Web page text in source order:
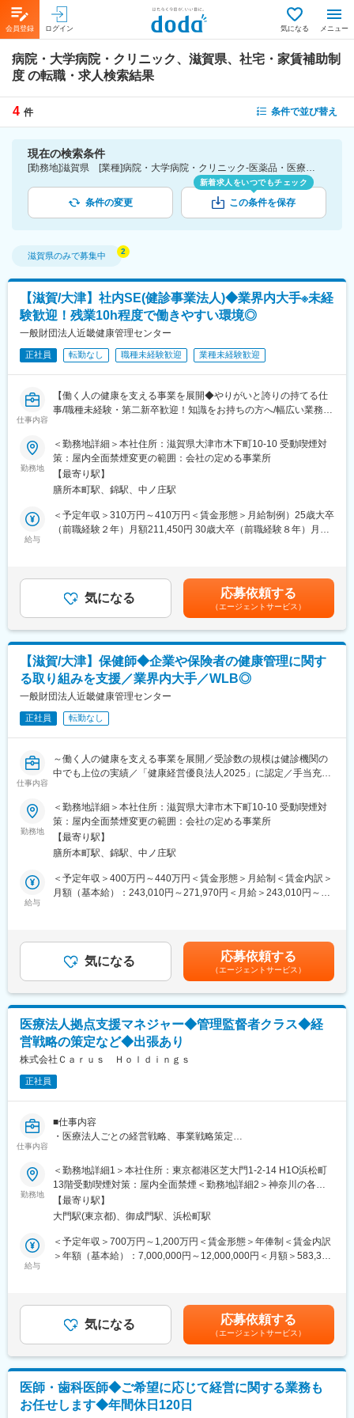
会員登録 ログイン 気になる メニュー
病院・大学病院・クリニック、滋賀県、社宅・家賃補助制
度 の転職・求人検索結果
4 件 条件で並び替え
現在の検索条件
[勤務地]滋賀県 [業種]病院・大学病院・クリニック-医薬品・医療機器・ライフサイエンス・医療系サービス [詳細条件](待遇・福利厚生)社宅・家賃補助制度
条件の変更
新着求人をいつでもチェック
この条件を保存
滋賀県のみで募集中
【滋賀/大津】社内SE(健診事業法人)◆業界内大手※未経
験歓迎！残業10h程度で働きやすい環境◎
一般財団法人近畿健康管理センター
正社員 転勤なし 職種未経験歓迎 業種未経験歓迎
仕事内容
【働く人の健康を支える事業を展開◆やりがいと誇りの持てる仕
事/職種未経験・第二新卒歓迎！知識をお持ちの方へ/幅広い業務に
■職務概要：
定期健康診断や人間ドック、生活習慣病予防健診などを通じて、
健康づくりに貢献する当法人で、社内SEとしての業務をご担当い
ただきます。
■職務内容：
問い合わせ対応（ユーザー⇒ベンダー）、マスタメンテナンス、
データ保存、分析用データの抽出
（2）帳票、データ出力開発（パッケージの帳票作成ツールと
単体テスト・結合テスト、Webシステムの保守管理、医療画像シ
ステムの保守管理、医療機器との連携
（4）インフラの保守：
クラウドサーバ構築・監視、ネットワーク管理・監視、社内PC等
の保守管理、AD管理（ユーザー管理、権限管理等）
（5）ベンダーの選定、ベンダーマネジメント：
法人内でのヘルプデスク業務、業務改善の提案
■やりがい・魅力：
◎基本的には企画から要件定義、基本設計などから開発、テス
◎社内スタッフとコミュニケーションを取りながら、仕様設計を
行い、業務改善を実現するため、やりがいのある仕事です。
◎ITに関連するプロジェクトには、指名制ではありますが年次に
関係なく参画することが出来ます。
■入社後の流れ：
OJTを行い、より実践的なノウハウを身につけて頂きます。熟練
男性12名・女性2名（50代1名、40代6名、30代5名、20代2名）
で構成されています。円滑なコミュニケーションをとりながら業
務を進めています。
■就業環境：
・ワークライフバランスに力を入れており、残業時間は月10～20
時間程度、年休消化率は平均80％程度です。育児休暇は女性はも
ちろん男性の取得実績もございます。
・また2019年度より健康経営にも力を入れており、社内に推進事
変更の範囲：会社の定める業務
勤務地
＜勤務地詳細＞本社住所：滋賀県大津市木下町10-10 受動喫煙対
策：屋内全面禁煙変更の範囲：会社の定める事業所
【最寄り駅】
膳所本町駅、錦駅、中ノ庄駅
給与
＜予定年収＞310万円～410万円＜賃金形態＞月給制例）25歳大卒
（前職経験２年）月額211,450円 30歳大卒（前職経験８年）月額
額を含んでいますが変動します。■賞与：年3回（3月、7月、12
月）※勤続1年後／過去実績4ヶ月分■昇給：年1回（4月）■その他
社内規程に基づき業務能力による基本給（職種給）UP有賃金はあ
くまでも目安の金額であり、選考を通じて上下する可能性があり
ます。月給(月額)は固定手当を含めた表記です。
気になる 応募依頼する
（エージェントサービス）
【滋賀/大津】保健師◆企業や保険者の健康管理に関す
る取り組みを支援／業界内大手／WLB◎
一般財団法人近畿健康管理センター
正社員 転勤なし
仕事内容
～働く人の健康を支える事業を展開／受診数の規模は健診機関の
中でも上位の実績／「健康経営優良法人2025」に認定／手当充実
■業務概要：
定期健康診断や人間ドック、生活習慣病予防健診などを通じて、
健康づくりに貢献する当法人で、保健師業務をお任せします。
■具体的には：
企業外労働衛生機関の産業保健スタッフとして企業や保険者様等
の健康管理に関する取り組みを支援する業務。
・健康増進に向けたセミナーや情報発信等
※業務や研修等により出張業務が発生することあり
均80％程度です。育児休暇は女性はもちろん男性の取得実績もご
ざいます。
◎また2019年度より健康経営にも力を入れており、社内に推進事
務局を設置、従業員の健康増進とそれに関連する職場環境や制度
の改善に取り組んでいます。
変更の範囲：会社の定める業務
勤務地
＜勤務地詳細＞本社住所：滋賀県大津市木下町10-10 受動喫煙対
策：屋内全面禁煙変更の範囲：会社の定める事業所
【最寄り駅】
膳所本町駅、錦駅、中ノ庄駅
給与
＜予定年収＞400万円～440万円＜賃金形態＞月給制＜賃金内訳＞
月額（基本給）：243,010円～271,970円＜月給＞243,010円～
去実績4ヶ月分■昇給：年1回（4月）■その他社内規程に基づき業
務能力による基本給（職種給）UP有賃金はあくまでも目安の金額
であり、選考を通じて上下する可能性があります。月給(月額)は固
定手当を含めた表記です。
気になる 応募依頼する
（エージェントサービス）
医療法人拠点支援マネジャー◆管理監督者クラス◆経
営戦略の策定など◆出張あり
株式会社Ｃａｒｕｓ Ｈｏｌｄｉｎｇｓ
正社員
仕事内容
■仕事内容
・医療法人ごとの経営戦略、事業戦略策定
などとの連携業務
・クリニックの経営収支・財務諸表の確認、税理士との連携など
元々地域で長く運営をされていた診療所や介護施設の運営を引き
継ぎ、日本のそれぞれの地域での医療や介護を守り発展させてい
くことをビジョンに掲げて、法人グループを運営しています。
医療法人化するとともにグループ展開を開始したことが事業の始
まりです。
2024年3月には、全国各地で承継した医療法人の今後のより良い
今後は全国的に多数の医療法人をグループ化を加速していき、今
後はグループ売上高120億円、スタッフ数1,000名を超える事業規
勤務地
＜勤務地詳細1＞本社住所：東京都港区芝大門1-2-14 H1O浜松町
13階受動喫煙対策：屋内全面禁煙＜勤務地詳細2＞神奈川の各施
設住所：神奈川県 受動喫煙対策：屋内全面禁煙＜勤務地詳細3＞
埼玉県の各施設住所：埼玉県 受動喫煙対策：屋内全面禁煙変更の
【最寄り駅】
大門駅(東京都)、御成門駅、浜松町駅
給与
＜予定年収＞700万円～1,200万円＜賃金形態＞年俸制＜賃金内訳
＞年額（基本給）：7,000,000円～12,000,000円＜月額＞583,333
金額であり、選考を通じて上下する可能性があります。月給(月額)
は固定手当を含めた表記です。
気になる 応募依頼する
（エージェントサービス）
医師・歯科医師◆ご希望に応じて経営に関する業務も
お任せします◆年間休日120日